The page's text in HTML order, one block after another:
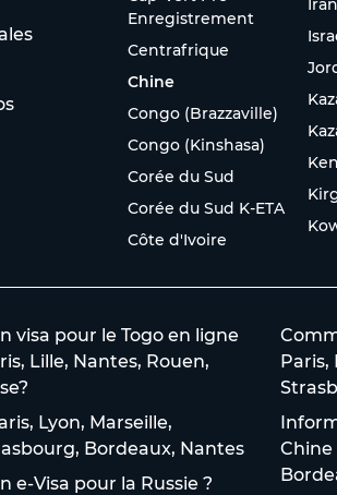
Enregistrement
Centrafrique
Chine
Congo (Brazzaville)
Congo (Kinshasa)
Corée du Sud
Corée du Sud K-ETA
Côte d'Ivoire
Iran
visa pour le Togo en ligne
Lille, Nantes, Rouen,
Lyon, Marseille,
Bordeaux, Nantes
Visa pour la Russie ?
Paris,
Chine